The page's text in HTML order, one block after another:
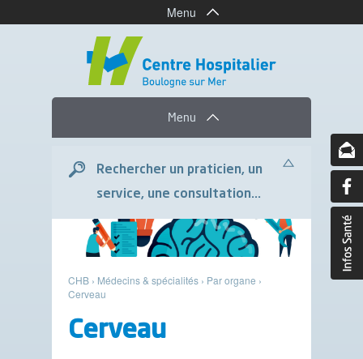
Menu
Menu
Rechercher un praticien, un
service, une consultation...
CHB › Médecins & spécialités › Par organe ›
Cerveau
Cerveau